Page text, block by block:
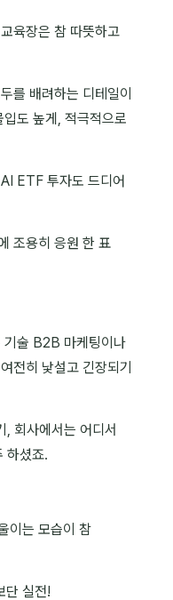
육장은 참 따뜻하고
를 배려하는 디테일이
도 높게, 적극적으로
ETF 투자도 드디어
조용히 응원 한 표
기술 B2B 마케팅이나
전히 낯설고 긴장되기
, 회사에서는 어디서
하셨죠.
이는 모습이 참
단 실전!